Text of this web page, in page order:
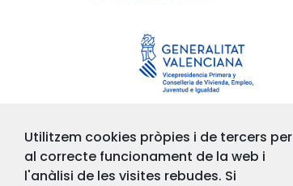
Utilitzem cookies pròpies i de tercers per
al correcte funcionament de la web i
l'anàlisi de les visites rebudes. Si